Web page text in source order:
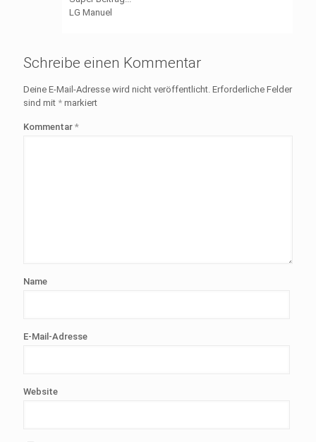
LG Manuel
Schreibe einen Kommentar
Deine E-Mail-Adresse wird nicht veröffentlicht. Erforderliche Felder
sind mit * markiert
Kommentar *
Name
E-Mail-Adresse
Website